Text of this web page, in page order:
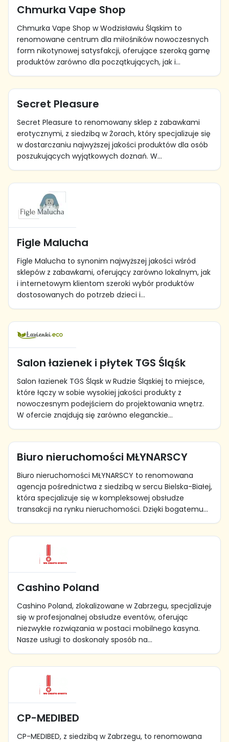
Chmurka Vape Shop
Chmurka Vape Shop w Wodzisławiu Śląskim to
renomowane centrum dla miłośników nowoczesnych
form nikotynowej satysfakcji, oferujące szeroką gamę
produktów zarówno dla początkujących, jak i...
Secret Pleasure
Secret Pleasure to renomowany sklep z zabawkami
erotycznymi, z siedzibą w Żorach, który specjalizuje się
w dostarczaniu najwyższej jakości produktów dla osób
poszukujących wyjątkowych doznań. W...
Figle Malucha
Figle Malucha to synonim najwyższej jakości wśród
sklepów z zabawkami, oferujący zarówno lokalnym, jak
i internetowym klientom szeroki wybór produktów
dostosowanych do potrzeb dzieci i...
Salon łazienek i płytek TGS Śląśk
Salon łazienek TGS Śląsk w Rudzie Śląskiej to miejsce,
które łączy w sobie wysokiej jakości produkty z
nowoczesnym podejściem do projektowania wnętrz.
W ofercie znajdują się zarówno eleganckie...
Biuro nieruchomości MŁYNARSCY
Biuro nieruchomości MŁYNARSCY to renomowana
agencja pośrednictwa z siedzibą w sercu Bielska-Białej,
która specjalizuje się w kompleksowej obsłudze
transakcji na rynku nieruchomości. Dzięki bogatemu...
Cashino Poland
Cashino Poland, zlokalizowane w Zabrzegu, specjalizuje
się w profesjonalnej obsłudze eventów, oferując
niezwykłe rozwiązania w postaci mobilnego kasyna.
Nasze usługi to doskonały sposób na...
CP-MEDIBED
CP-MEDIBED, z siedzibą w Zabrzegu, to renomowana